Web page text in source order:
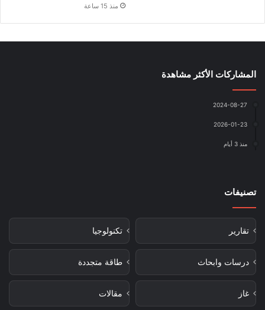
منذ 15 ساعة
المشاركات الأكثر مشاهدة
2024-08-27
2026-01-23
منذ 3 أيام
تصنيفات
تقارير تكنولوجيا
درسات وابحاث طاقة متجددة
غاز مقالات